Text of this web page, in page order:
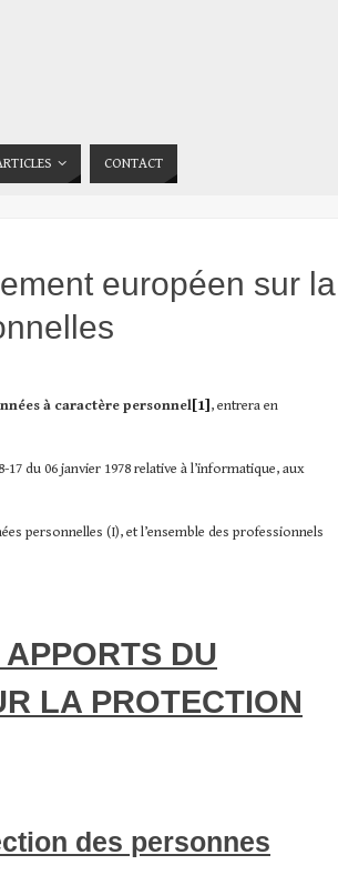
CONTACT
européen sur la
à caractère personnel [1] , entrera en
du 06 janvier 1978 relative à l’informatique, aux
personnelles (I), et l’ensemble des professionnels
DU
LA PROTECTION
des personnes